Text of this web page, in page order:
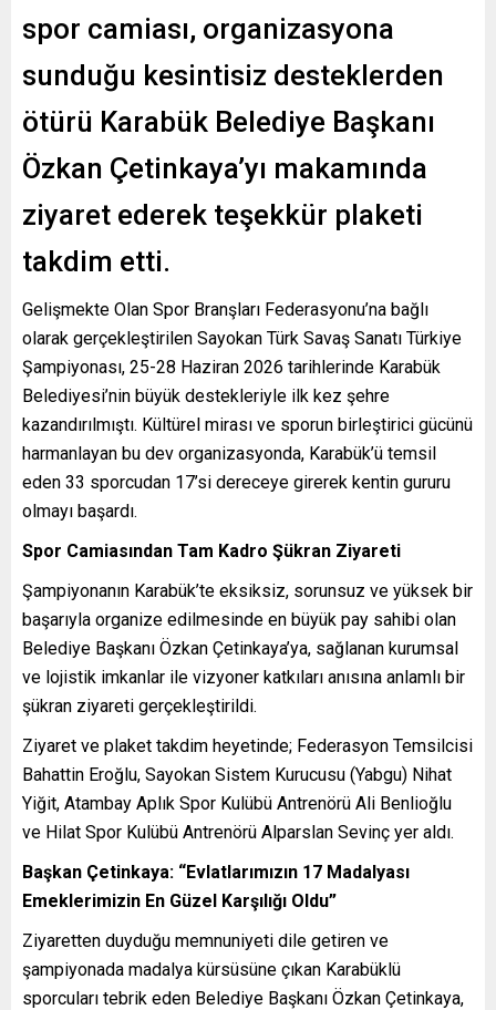
spor camiası, organizasyona
sunduğu kesintisiz desteklerden
ötürü Karabük Belediye Başkanı
Özkan Çetinkaya’yı makamında
ziyaret ederek teşekkür plaketi
takdim etti.
Gelişmekte Olan Spor Branşları Federasyonu’na bağlı
olarak gerçekleştirilen Sayokan Türk Savaş Sanatı Türkiye
Şampiyonası, 25-28 Haziran 2026 tarihlerinde Karabük
Belediyesi’nin büyük destekleriyle ilk kez şehre
kazandırılmıştı. Kültürel mirası ve sporun birleştirici gücünü
harmanlayan bu dev organizasyonda, Karabük’ü temsil
eden 33 sporcudan 17’si dereceye girerek kentin gururu
olmayı başardı.
Spor Camiasından Tam Kadro Şükran Ziyareti
Şampiyonanın Karabük’te eksiksiz, sorunsuz ve yüksek bir
başarıyla organize edilmesinde en büyük pay sahibi olan
Belediye Başkanı Özkan Çetinkaya’ya, sağlanan kurumsal
ve lojistik imkanlar ile vizyoner katkıları anısına anlamlı bir
şükran ziyareti gerçekleştirildi.
Ziyaret ve plaket takdim heyetinde; Federasyon Temsilcisi
Bahattin Eroğlu, Sayokan Sistem Kurucusu (Yabgu) Nihat
Yiğit, Atambay Aplık Spor Kulübü Antrenörü Ali Benlioğlu
ve Hilat Spor Kulübü Antrenörü Alparslan Sevinç yer aldı.
Başkan Çetinkaya: “Evlatlarımızın 17 Madalyası
Emeklerimizin En Güzel Karşılığı Oldu”
Ziyaretten duyduğu memnuniyeti dile getiren ve
şampiyonada madalya kürsüsüne çıkan Karabüklü
sporcuları tebrik eden Belediye Başkanı Özkan Çetinkaya,